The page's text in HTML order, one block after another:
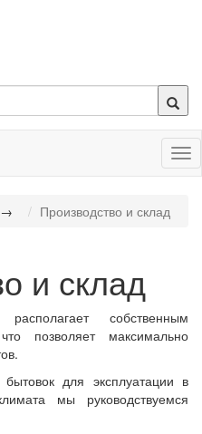
→ Производство и склад
и склад
собственным
позволяет максимально
для эксплуатации в
мы руководствуемся